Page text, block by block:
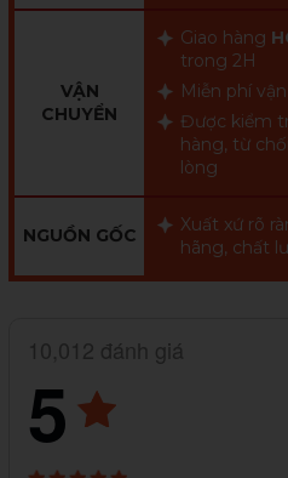
VẬN
CHUYỂN
Giao hàng
trong 2H
Miễn phí
Được kiểm
hàng, từ
lòng
NGUỒN GỐC
Xuất xứ rõ
hãng, chất
10,012 đánh giá
5